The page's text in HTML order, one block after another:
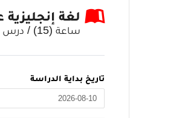
لغة إنجليزية
ساعة (15) / درس
تاريخ بداية الدراسة